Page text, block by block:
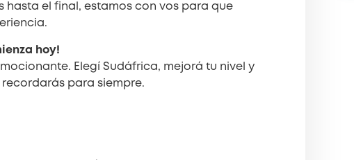
hasta el final, estamos con vos para que
hoy!
Elegí Sudáfrica, mejorá tu nivel y
para siempre.